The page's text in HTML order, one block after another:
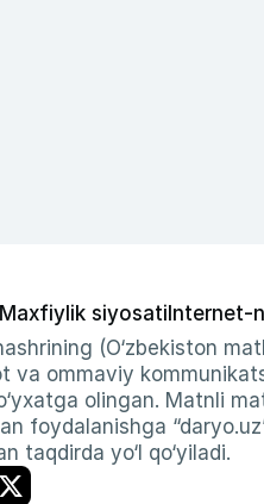
Maxfiylik siyosati Internet-
(O‘zbekiston
va ommaviy
olingan. Matnli
foydalanishga
taqdirda yo‘l qo‘yiladi.